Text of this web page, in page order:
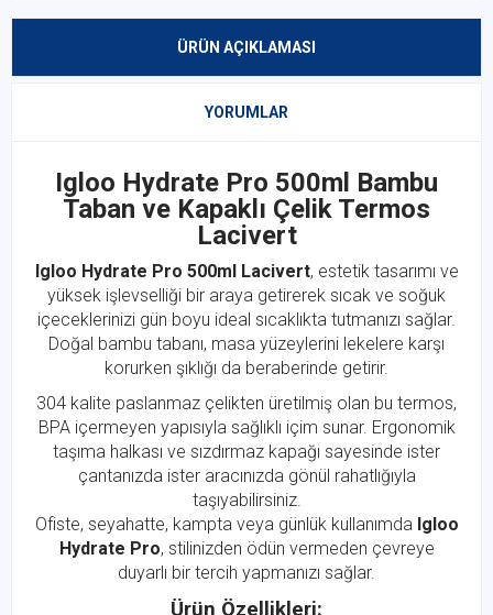
ÜRÜN AÇIKLAMASI
YORUMLAR
Igloo Hydrate Pro 500ml Bambu
Taban ve Kapaklı Çelik Termos
Lacivert
Igloo Hydrate Pro 500ml Lacivert, estetik tasarımı ve
yüksek işlevselliği bir araya getirerek sıcak ve soğuk
içeceklerinizi gün boyu ideal sıcaklıkta tutmanızı sağlar.
Doğal bambu tabanı, masa yüzeylerini lekelere karşı
korurken şıklığı da beraberinde getirir.
304 kalite paslanmaz çelikten üretilmiş olan bu termos,
BPA içermeyen yapısıyla sağlıklı içim sunar. Ergonomik
taşıma halkası ve sızdırmaz kapağı sayesinde ister
çantanızda ister aracınızda gönül rahatlığıyla
taşıyabilirsiniz.
Ofiste, seyahatte, kampta veya günlük kullanımda Igloo
Hydrate Pro, stilinizden ödün vermeden çevreye
duyarlı bir tercih yapmanızı sağlar.
Ürün Özellikleri: